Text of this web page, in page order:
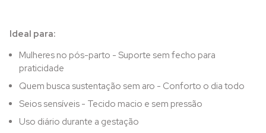
Ideal para:
Mulheres no pós-parto - Suporte sem fecho para
praticidade
Quem busca sustentação sem aro - Conforto o dia todo
Seios sensíveis - Tecido macio e sem pressão
Uso diário durante a gestação